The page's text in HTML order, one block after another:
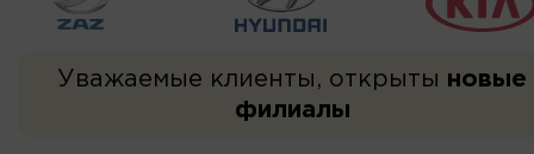
Уважаемые клиенты, открыты новые
филиалы